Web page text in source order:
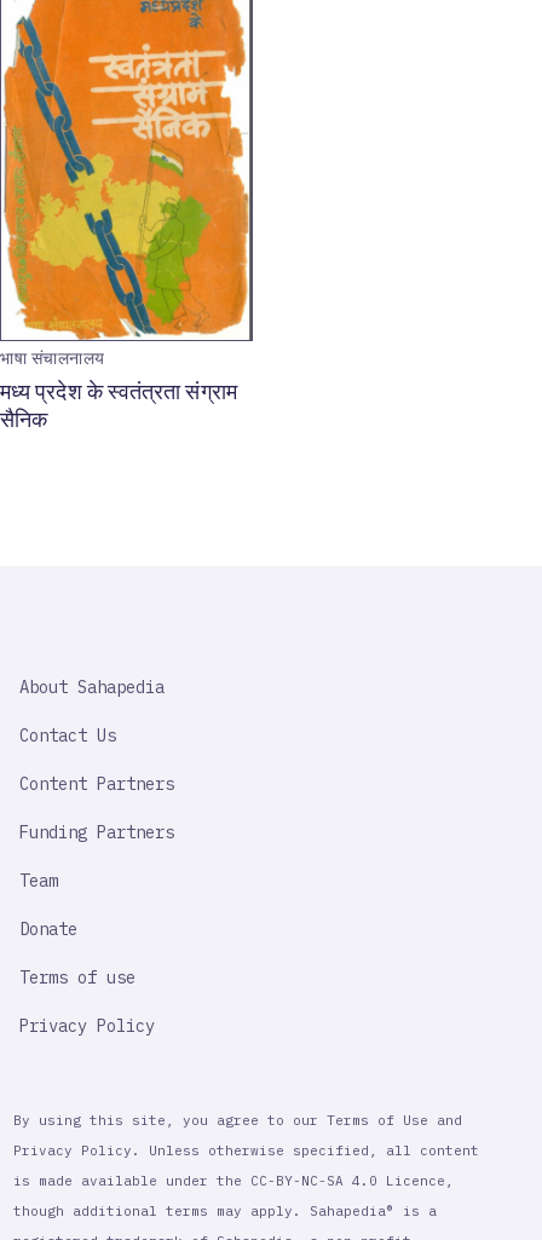
भाषा संचालनालय
मध्य प्रदेश के स्वतंत्रता संग्राम
सैनिक
IMPORTANT
About Sahapedia
Contact Us
Content Partners
Funding Partners
Team
Donate
Terms of use
Privacy Policy
By using this site, you agree to our Terms of Use and
Privacy Policy. Unless otherwise specified, all content
is made available under the CC-BY-NC-SA 4.0 Licence,
though additional terms may apply. Sahapedia® is a